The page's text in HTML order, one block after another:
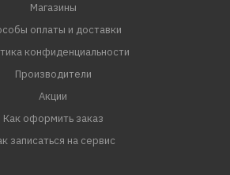
Магазины
оплаты и доставки
конфиденциальности
Производители
Акции
Как оформить заказ
записаться на сервис